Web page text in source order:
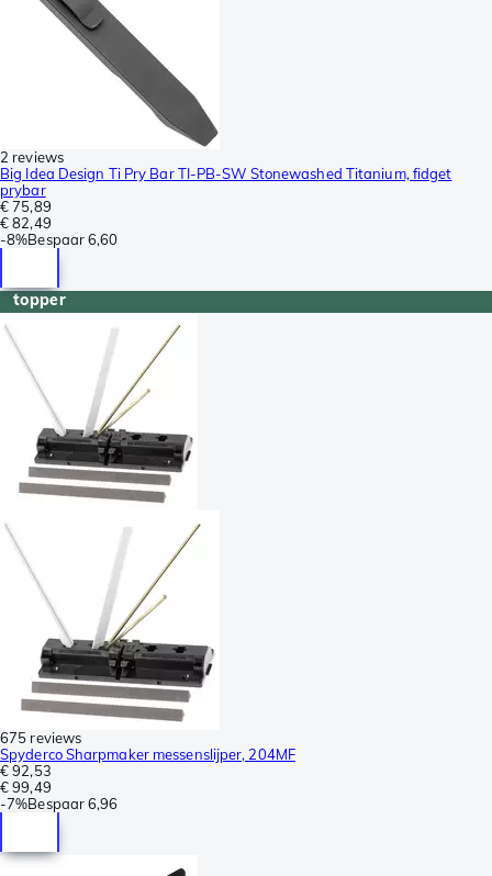
2 reviews
Big Idea Design Ti Pry Bar TI-PB-SW Stonewashed Titanium, fidget
prybar
€ 75,89
€ 82,49
-8%Bespaar6,60
topper
675 reviews
Spyderco Sharpmaker messenslijper, 204MF
€ 92,53
€ 99,49
-7%Bespaar6,96